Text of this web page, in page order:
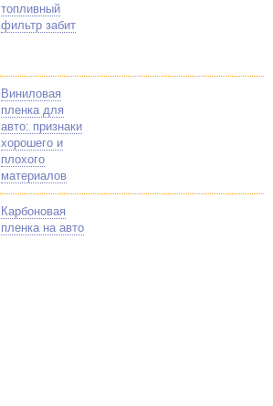
топливный
фильтр забит
Виниловая
пленка для
авто: признаки
хорошего и
плохого
материалов
Карбоновая
пленка на авто